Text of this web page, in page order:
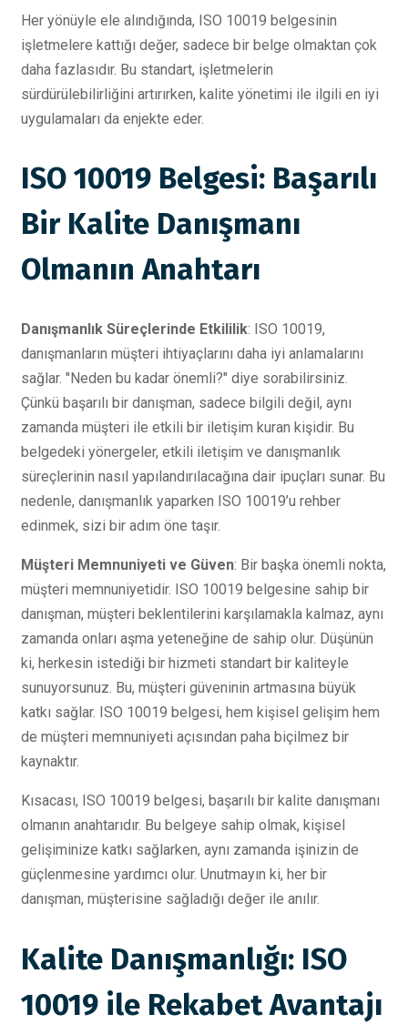
Her yönüyle ele alındığında, ISO 10019 belgesinin
işletmelere kattığı değer, sadece bir belge olmaktan çok
daha fazlasıdır. Bu standart, işletmelerin
sürdürülebilirliğini artırırken, kalite yönetimi ile ilgili en iyi
uygulamaları da enjekte eder.
ISO 10019 Belgesi: Başarılı
Bir Kalite Danışmanı
Olmanın Anahtarı
Danışmanlık Süreçlerinde Etkililik: ISO 10019,
danışmanların müşteri ihtiyaçlarını daha iyi anlamalarını
sağlar. "Neden bu kadar önemli?" diye sorabilirsiniz.
Çünkü başarılı bir danışman, sadece bilgili değil, aynı
zamanda müşteri ile etkili bir iletişim kuran kişidir. Bu
belgedeki yönergeler, etkili iletişim ve danışmanlık
süreçlerinin nasıl yapılandırılacağına dair ipuçları sunar. Bu
nedenle, danışmanlık yaparken ISO 10019’u rehber
edinmek, sizi bir adım öne taşır.
Müşteri Memnuniyeti ve Güven: Bir başka önemli nokta,
müşteri memnuniyetidir. ISO 10019 belgesine sahip bir
danışman, müşteri beklentilerini karşılamakla kalmaz, aynı
zamanda onları aşma yeteneğine de sahip olur. Düşünün
ki, herkesin istediği bir hizmeti standart bir kaliteyle
sunuyorsunuz. Bu, müşteri güveninin artmasına büyük
katkı sağlar. ISO 10019 belgesi, hem kişisel gelişim hem
de müşteri memnuniyeti açısından paha biçilmez bir
kaynaktır.
Kısacası, ISO 10019 belgesi, başarılı bir kalite danışmanı
olmanın anahtarıdır. Bu belgeye sahip olmak, kişisel
gelişiminize katkı sağlarken, aynı zamanda işinizin de
güçlenmesine yardımcı olur. Unutmayın ki, her bir
danışman, müşterisine sağladığı değer ile anılır.
Kalite Danışmanlığı: ISO
10019 ile Rekabet Avantajı